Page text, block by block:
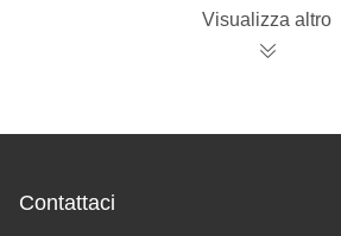
raffreddamento diVisualizza altro
Contattaci